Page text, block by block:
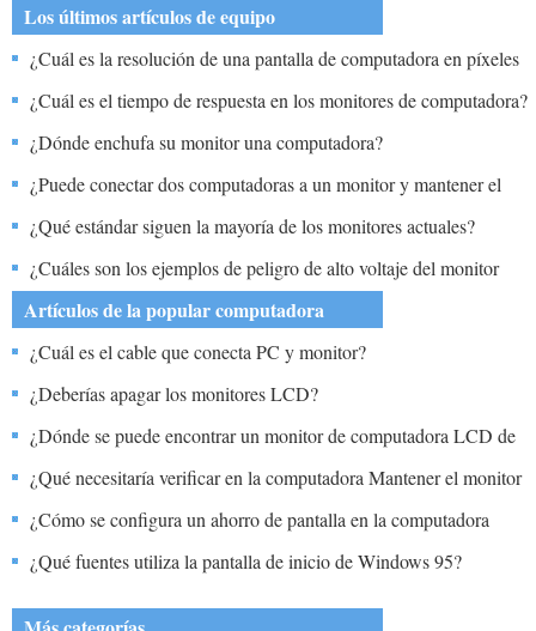
Los últimos artículos de equipo
¿Cuál es la resolución de una pantalla de computadora en píxeles
por pulgada?
¿Cuál es el tiempo de respuesta en los monitores de computadora?
¿Dónde enchufa su monitor una computadora?
¿Puede conectar dos computadoras a un monitor y mantener el
trabajo en línea con un programa de red?
¿Qué estándar siguen la mayoría de los monitores actuales?
¿Cuáles son los ejemplos de peligro de alto voltaje del monitor
CRT?
Artículos de la popular computadora
¿Cuál es el cable que conecta PC y monitor?
¿Deberías apagar los monitores LCD?
¿Dónde se puede encontrar un monitor de computadora LCD de
15 pulgadas?
¿Qué necesitaría verificar en la computadora Mantener el monitor
estándar y agregar un monitor de alta resolución de grado médico
adicional?
¿Cómo se configura un ahorro de pantalla en la computadora
Toshiba?
¿Qué fuentes utiliza la pantalla de inicio de Windows 95?